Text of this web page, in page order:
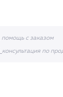
помощь с заказом
консультация по